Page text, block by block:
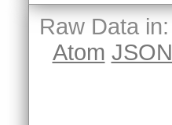
Raw Data in:
Atom JSON